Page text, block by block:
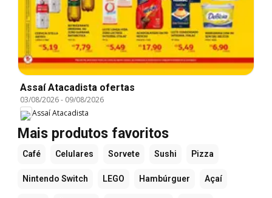
Assaí Atacadista ofertas
03/08/2026- 09/08/2026
Assaí Atacadista
Mais produtos favoritos
Café Celulares Sorvete Sushi Pizza
Nintendo Switch LEGO Hambúrguer Açaí